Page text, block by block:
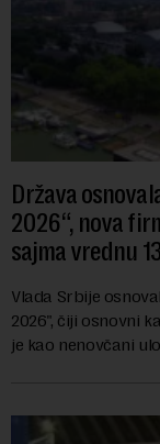
Država
2026“, nova
sajma vrednu
Vlada Srbije
2026", čiji osnovni
je kao nenovčani